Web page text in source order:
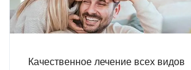
Качественное лечение всех видов